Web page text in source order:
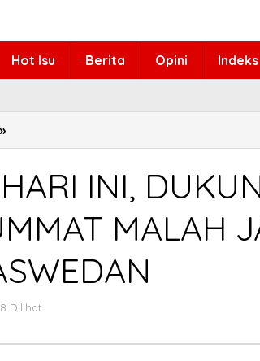
Hot Isu Berita Opini Indeks
»
ISU
INI,
CAPRES
UMMAT
MALAH
JADI
ANIES
INI,
MALAH
Dilihat